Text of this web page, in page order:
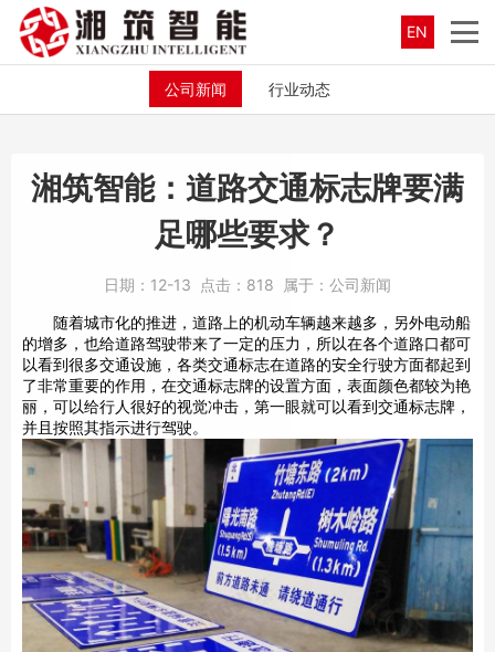
EN
公司新闻 行业动态
湘筑智能：道路交通标志牌要满
足哪些要求？
日期： 12-13 点击： 818 属于： 公司新闻
随着城市化的推进，道路上的机动车辆越来越多，另外电动船
的增多，也给道路驾驶带来了一定的压力，所以在各个道路口都可
以看到很多交通设施，各类交通标志在道路的安全行驶方面都起到
了非常重要的作用，在交通标志牌的设置方面，表面颜色都较为艳
丽，可以给行人很好的视觉冲击，第一眼就可以看到交通标志牌，
并且按照其指示进行驾驶。